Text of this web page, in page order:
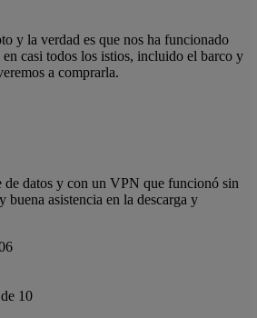
y la verdad es que nos ha funcionado
casi todos los istios, incluido el barco y
a comprarla.
de datos y con un VPN que funcionó sin
asistencia en la descarga y
10